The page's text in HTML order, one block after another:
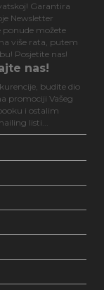
Garantira
Newsletter
ponude možete
više rata, putem
Posjetite nas!
nas!
budite dio
promociji Vašeg
i ostalim
listi...